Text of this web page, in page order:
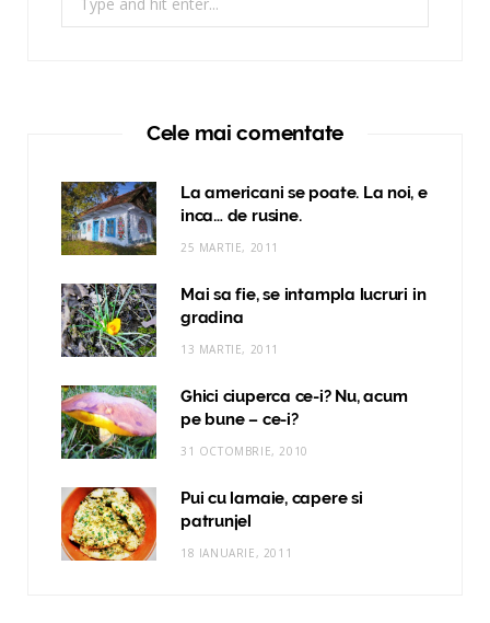
for:
Cele mai comentate
La americani se poate. La noi, e
inca… de rusine.
25 MARTIE, 2011
Mai sa fie, se intampla lucruri in
gradina
13 MARTIE, 2011
Ghici ciuperca ce-i? Nu, acum
pe bune – ce-i?
31 OCTOMBRIE, 2010
Pui cu lamaie, capere si
patrunjel
18 IANUARIE, 2011